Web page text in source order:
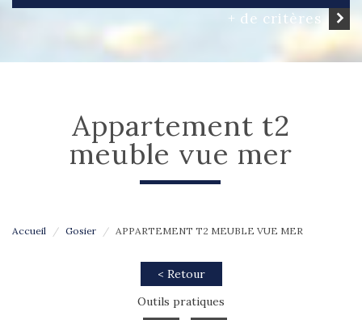
+ de critères
appartement t2
meuble vue mer
Accueil Gosier APPARTEMENT T2 MEUBLE VUE MER
< Retour
Outils pratiques